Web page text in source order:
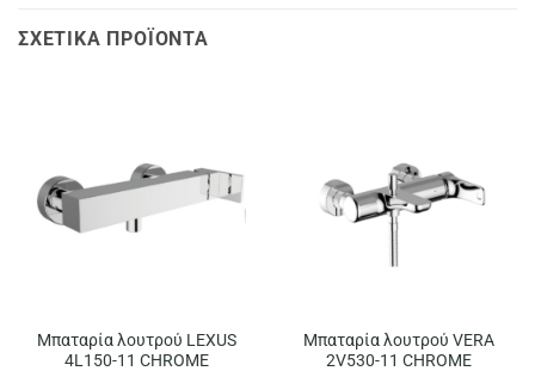
ΣΧΕΤΙΚΆ ΠΡΟΪΌΝΤΑ
Μπαταρία λουτρού LEXUS
4L150-11 CHROME
Μπαταρία λουτρού VERA
2V530-11 CHROME